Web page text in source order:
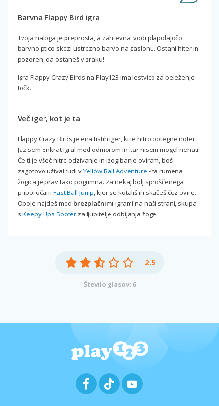
Barvna Flappy Bird igra
Tvoja naloga je preprosta, a zahtevna: vodi plapolajočo
barvno ptico skozi ustrezno barvo na zaslonu. Ostani hiter in
pozoren, da ostaneš v zraku!
Igra Flappy Crazy Birds na Play123 ima lestvico za beleženje
točk.
Več iger, kot je ta
Flappy Crazy Birds je ena tistih iger, ki te hitro potegne noter.
Jaz sem enkrat igral med odmorom in kar nisem mogel nehati!
Če ti je všeč hitro odzivanje in izogibanje oviram, boš
zagotovo užival tudi vYellow Ball Adventure - ta rumena
žogica je prav tako pogumna. Za nekaj bolj sproščenega
priporočam Fast Ball Jump, kjer se kotališ in skačeš čez ovire.
Oboje najdeš med brezplačnimi igrami na naši strani, skupaj
s Keepy Ups Soccer za ljubitelje odbijanja žoge.
2.5
Število glasov: 6